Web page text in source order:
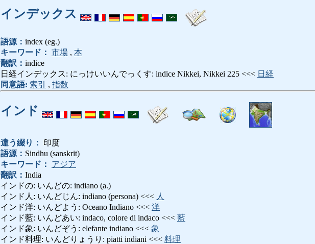
インデックス
語源： index (eg.)
キーワード： 市場 , 本
翻訳： indice
日経インデックス: にっけいいんでっくす: indice Nikkei, Nikkei 225 <<< 日経
同意語: 索引 , 指数
インド
違う綴り：
印度
語源： Sindhu (sanskrit)
キーワード：
アジア
翻訳： India
インドの: いんどの: indiano (a.)
インド人: いんどじん: indiano (persona) <<< 人
インド洋: いんどよう: Oceano Indiano <<< 洋
インド藍: いんどあい: indaco, colore di indaco <<< 藍
インド象: いんどぞう: elefante indiano <<< 象
インド料理: いんどりょうり: piatti indiani <<< 料理